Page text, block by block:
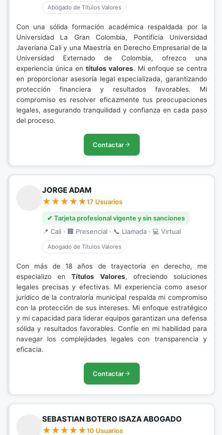
Abogado de Títulos Valores
Con una sólida formación académica respaldada por la
Universidad La Gran Colombia, Pontificia Universidad
Javeriana Cali y una Maestría en Derecho Empresarial de la
Universidad Externado de Colombia, ofrezco una
experiencia única en títulos valores. Mi enfoque se centra
en proporcionar asesoría legal especializada, garantizando
protección financiera y resultados favorables. Mi
compromiso es resolver eficazmente tus preocupaciones
legales, asegurando tranquilidad y confianza en cada paso
del proceso.
Contactar
JORGE ADAM
17 Usuarios
✔ Tarjeta profesional vigente y sin sanciones
📍 Cali · 🏢 Presencial · 📞 Llamada · 💻 Virtual
Abogado de Títulos Valores
Con más de 18 años de trayectoria en derecho, me
especializo enTítulos Valores, ofreciendo soluciones
legales precisas y efectivas. Mi experiencia como asesor
jurídico de la contraloría municipal respalda mi compromiso
con la protección de sus intereses. Mi enfoque estratégico
y mi capacidad para liderar equipos garantizan una defensa
sólida y resultados favorables. Confíe en mi habilidad para
navegar los complejidades legales con transparencia y
eficacia.
Contactar
SEBASTIAN BOTERO ISAZA ABOGADO
10 Usuarios